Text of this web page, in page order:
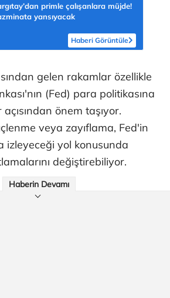
primle çalışanlara müjde!
yansıyacak
Haberi Görüntüle
gelen rakamlar özellikle
(Fed) para politikasına
önem taşıyor.
veya zayıflama, Fed'in
izleyeceği yol konusunda
değiştirebiliyor.
Haberin Devamı